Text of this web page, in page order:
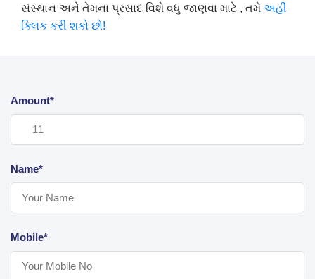
સંસ્થાન અને તેમના પ્રસાદ વિશે વધુ જાણવા માટે , તમે અહીં
ક્લિક કરી શકો છો!
Amount*
Name*
Mobile*